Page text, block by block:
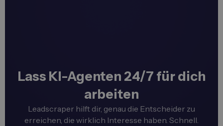
Lass KI-Agenten 24/7 für dich
arbeiten
Leadscraper hilft dir, genau die Entscheider zu
erreichen, die wirklich Interesse haben. Schnell.